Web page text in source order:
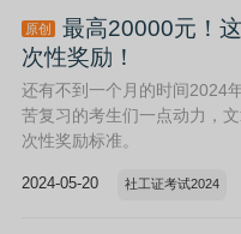
原创
最高20000元！
次性奖励！
还有不到一个月的时间2024
苦复习的考生们一点动力，
次性奖励标准。
2024-05-20 社工证考试2024